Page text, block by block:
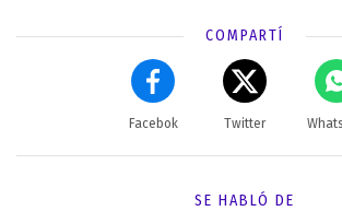
COMPARTÍ
Facebok Twitter
SE HABLÓ DE